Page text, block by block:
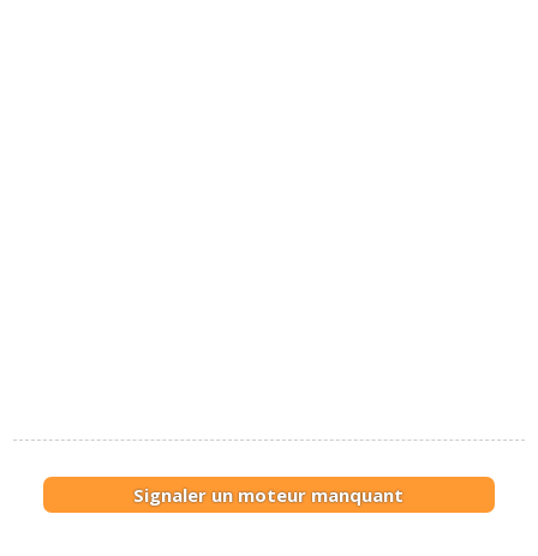
après validation)
Signaler un moteur manquant